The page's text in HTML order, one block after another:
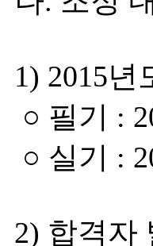
1) 2015년
○ 필기 :
○ 실기 :
2) 합격자